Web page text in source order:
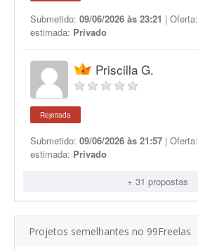
Submetido: 09/06/2026 às 23:21 | Oferta:
estimada: Privado
Priscilla G.
Rejeitada
Submetido: 09/06/2026 às 21:57 | Oferta:
estimada: Privado
+ 31 propostas
Projetos semelhantes no 99Freelas